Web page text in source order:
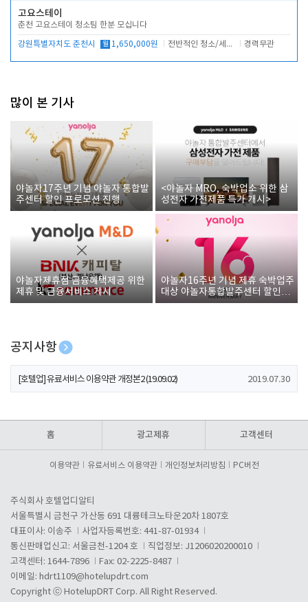
고요스테이
춘천 고요스테이 청소팀 한분 모십니다
강원특별자치도 춘천시 월 1,650,000원 전반적인 청소/세탁업무 경력무관
많이 본 기사
야놀자17주년 기념 야놀자 통합발
주센터 할인 프로모션 진행
<야놀자 MRO, 숙박업소 위한 삼
성전자 가전제품 특가 개시>
야놀자제휴점 금융혜택제공 위한
제휴 및 금융서비스 게시
야놀자16주년 기념 제휴 숙박업주
대상 야놀자통합발주센터 할인쿠
폰 증정
공지사항
[호텔업] 개인정보 처리방침 개정본1 (19.09.02)
[호텔업] 유료서비스 이용약관 개정본2 (19.09.02) 2019.07.30
홈 광고제휴 고객센터
이용약관 유료서비스 이용약관 개인정보처리방침 PC버전
주식회사 호텔업디알티
서울특별시 금천구 가산동 691 대륭테크노타운20차 1807호
대표이사: 이송주
사업자등록번호: 441-87-01934
통신판매업신고: 서울금천-1204 호
직업정보: J1206020200010
고객센터: 1644-7896
Fax: 02-2225-8487
이메일: hdrt1109@hotelupdrt.com
Copyright ⓒ HotelupDRT Corp. All Right Reserved.